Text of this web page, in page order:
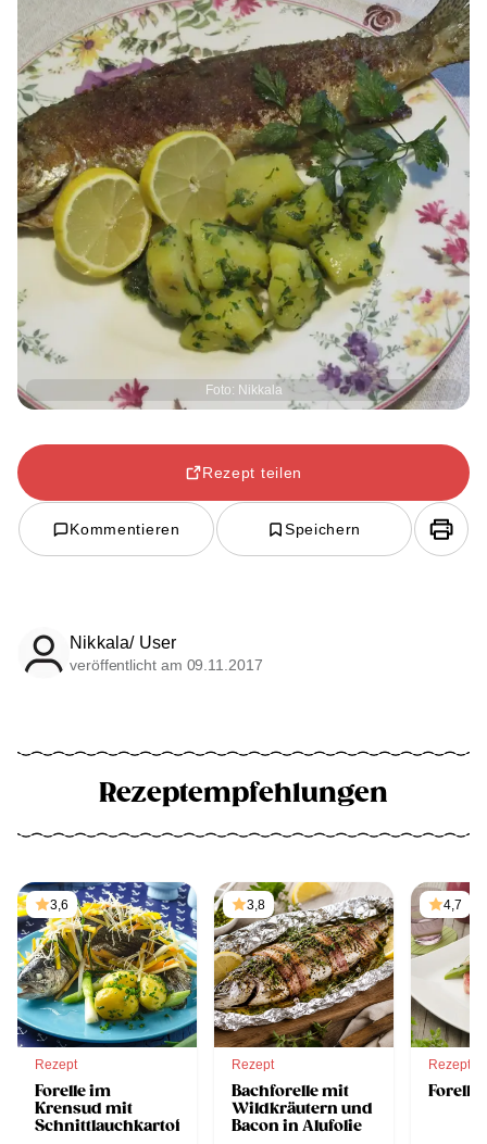
Foto: Nikkala
Rezept teilen
Kommentieren Speichern
Nikkala/ User
veröffentlicht am 09.11.2017
Rezeptempfehlungen
3,6
Rezept
Forelle im
Krensud mit
Schnittlauchkartoffeln
3,8
Rezept
Bachforelle mit
Wildkräutern und
Bacon in Alufolie
4,7
Rezept
Forelle